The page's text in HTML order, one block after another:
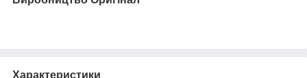
Характеристики